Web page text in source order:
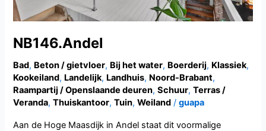
NB146.Andel
Bad, Beton / gietvloer, Bij het water, Boerderij, Klassiek,
Kookeiland, Landelijk, Landhuis, Noord-Brabant,
Raampartij / Openslaande deuren,Schuur,Terras /
Veranda,Thuiskantoor,Tuin,Weiland /guapa
Aan de Hoge Maasdijk in Andel staat dit voormalige